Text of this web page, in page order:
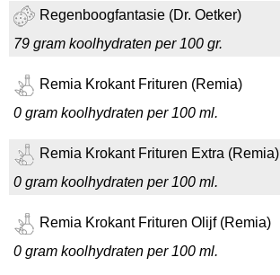
Regenboogfantasie (Dr. Oetker)
79 gram koolhydraten per 100 gr.
Remia Krokant Frituren (Remia)
0 gram koolhydraten per 100 ml.
Remia Krokant Frituren Extra (Remia)
0 gram koolhydraten per 100 ml.
Remia Krokant Frituren Olijf (Remia)
0 gram koolhydraten per 100 ml.